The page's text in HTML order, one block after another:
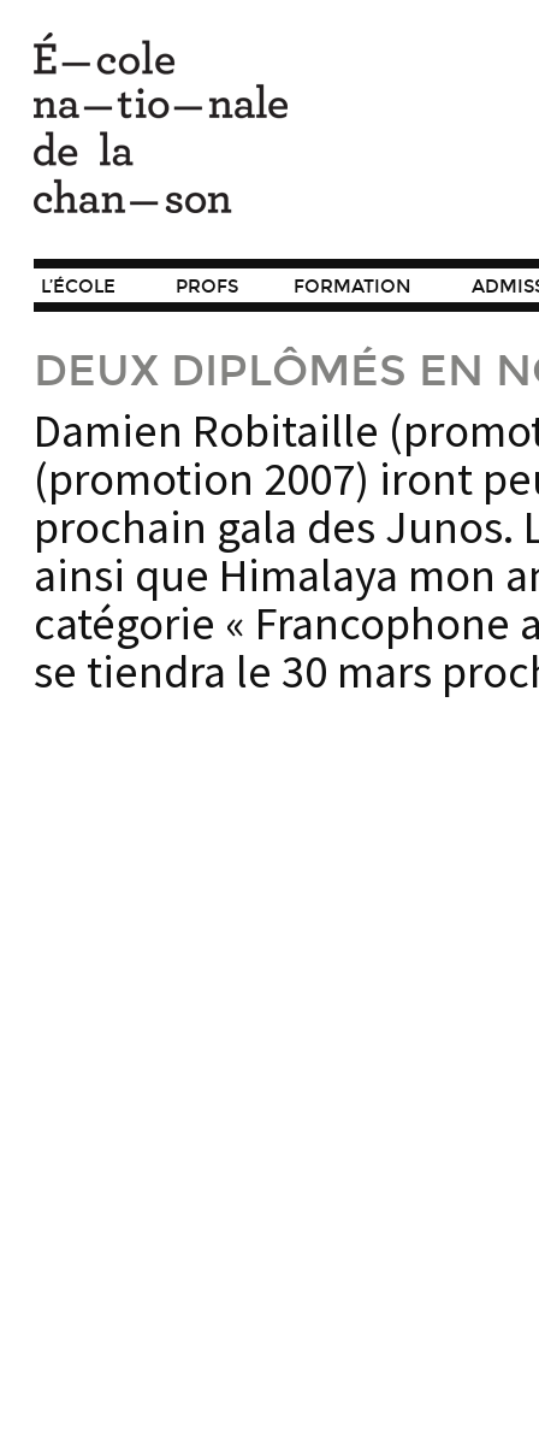
L’ÉCOLE PROFS FORMATION
DEUX DIPLÔMÉS EN
Damien Robitaille
(promotion 2007) iront
prochain gala des Junos.
ainsi que Himalaya mon
catégorie « Francophone
se tiendra le 30 mars